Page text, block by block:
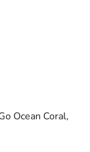
Ocean Coral,